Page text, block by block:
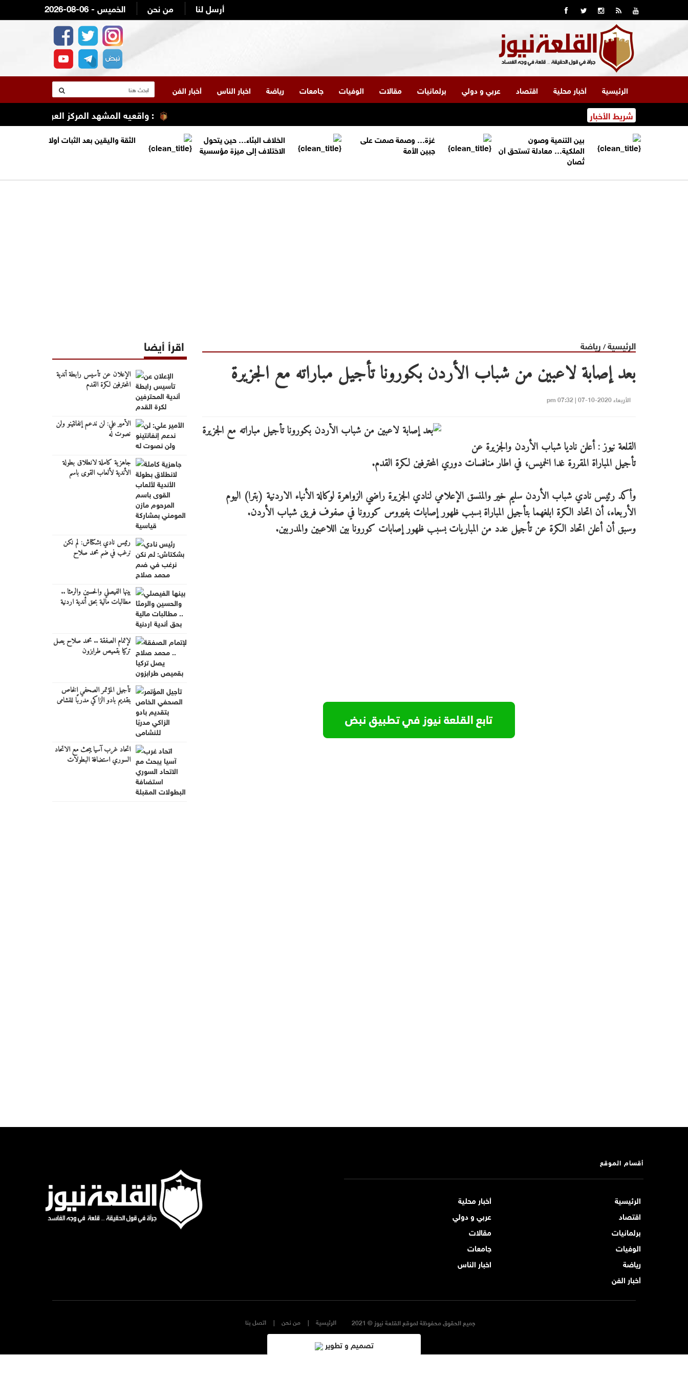
2026-08-06 - الخميس من نحن أرسل لنا
الرئيسية أخبار محلية اقتصاد عربي و دولي برلمانيات مقالات الوفيات جامعات رياضة اخبار الناس أخبار الفن
شريط الأخبار : واقعيه المشهد المركز العربي الطبي/
بين التنمية وصون
الملكية… معادلة تستحق أن
تُصان
غزة… وصمة صمت على
جبين الأمة
الخلاف البنّاء… حين يتحول
الاختلاف إلى ميزة مؤسسية
الثقة واليقين بعد الثبات أولا
الرئيسية/ رياضة
بعد إصابة لاعبين من شباب الأردن بكورونا تأجيل مباراته مع الجزيرة
الأربعاء 2020-10-07 | 07:32 pm
القلعة نيوز : أعلن ناديا شباب الأردن والجزيرة عن
تأجيل المباراة المقررة غدا الخميس، في اطار منافسات دوري المحترفين لكرة القدم.
وأكد رئيس نادي شباب الأردن سليم خير والمنسق الإعلامي لنادي الجزيرة راضي الزواهرة لوكالة الأنباء الاردنية (بترا) اليوم
الأربعاء، أن اتحاد الكرة ابلغهما بتأجيل المباراة بسبب ظهور إصابات بفيروس كورونا في صفوف فريق شباب الأردن.
وسبق أن أعلن اتحاد الكرة عن تأجيل عدد من المباريات بسبب ظهور إصابات كورونا بين اللاعبين والمدربين.
اقرأ أيضا
الإعلان عن تأسيس رابطة أندية
المحترفين لكرة القدم
الأمير علي: لن ندعم إنفانتينو ولن
نصوت له
جاهزية كاملة لانطلاق بطولة
الأندية لألعاب القوى باسم
رئيس نادي بشكتاش: لم نكن
نرغب في ضم محمد صلاح
بينها الفيصلي والحسين والرمثا ..
مطالبات مالية بحق أندية اردنية
لإتمام الصفقة .. محمد صلاح يصل
تركيا بقميص طرابزون
تأجيل المؤتمر الصحفي الخاص
بتقديم بادو الزاكي مدربًا للنشامى
اتحاد غرب آسيا يبحث مع الاتحاد
السوري استضافة البطولات
أقسام الموقع
الرئيسية
أخبار محلية
اقتصاد
عربي و دولي
برلمانيات
مقالات
الوفيات
جامعات
رياضة
اخبار الناس
أخبار الفن
جميع الحقوق محفوظة لموقع القلعة نيوز © 2021 اتصل بنا من نحن الرئيسية
تصميم و تطوير